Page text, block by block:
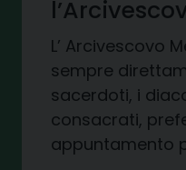
L’ Arcivescovo
sempre
sacerdoti, i
consacrati,
appuntamento